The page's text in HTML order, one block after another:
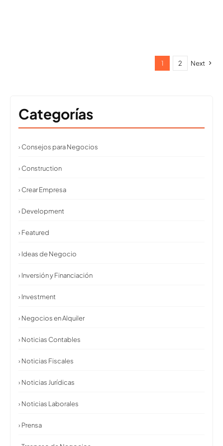
1 2 Next
Categorías
› Consejos para Negocios
› Construction
› Crear Empresa
› Development
› Featured
› Ideas de Negocio
› Inversión y Financiación
› Investment
› Negocios en Alquiler
› Noticias Contables
› Noticias Fiscales
› Noticias Jurídicas
› Noticias Laborales
› Prensa